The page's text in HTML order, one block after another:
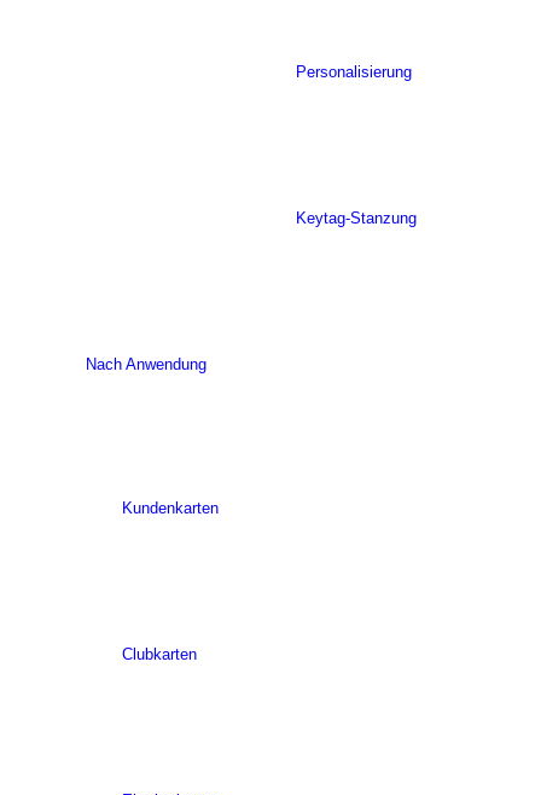
Personalisierung
Keytag-Stanzung
Nach Anwendung
Kundenkarten
Clubkarten